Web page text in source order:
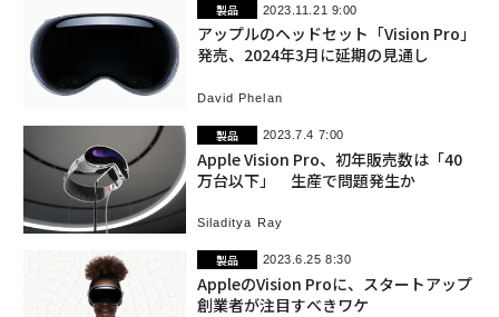
製品 2023.11.21 9:00
アップルのヘッドセット「Vision Pro」
発売、2024年3月に延期の見通し
David Phelan
製品 2023.7.4 7:00
Apple Vision Pro、初年販売数は「40
万台以下」 生産で問題発生か
Siladitya Ray
製品 2023.6.25 8:30
AppleのVision Proに、スタートアップ
創業者が注目すべきワケ